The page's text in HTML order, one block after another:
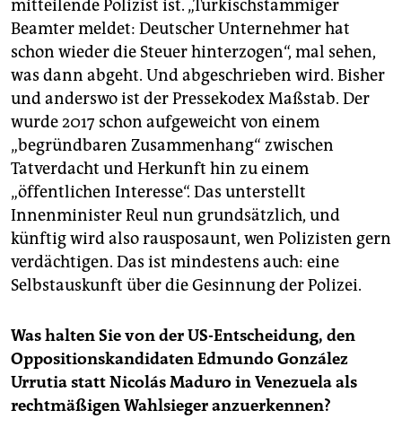
mitteilende Polizist ist. „Türkischstämmiger
Beamter meldet: Deutscher Unternehmer hat
schon wieder die Steuer hinterzogen“, mal sehen,
was dann abgeht. Und abgeschrieben wird. Bisher
und anderswo ist der Pressekodex Maßstab. Der
wurde 2017 schon aufgeweicht von einem
„begründbaren Zusammenhang“ zwischen
Tatverdacht und Herkunft hin zu einem
„öffentlichen Interesse“. Das unterstellt
Innenminister Reul nun grundsätzlich, und
künftig wird also rausposaunt, wen Polizisten gern
verdächtigen. Das ist mindestens auch: eine
Selbstauskunft über die Gesinnung der Polizei.
Was halten Sie von der US-Entscheidung, den
Oppositionskandidaten Edmundo González
Urrutia statt Nicolás Maduro in Venezuela als
rechtmäßigen Wahlsieger anzuerkennen?